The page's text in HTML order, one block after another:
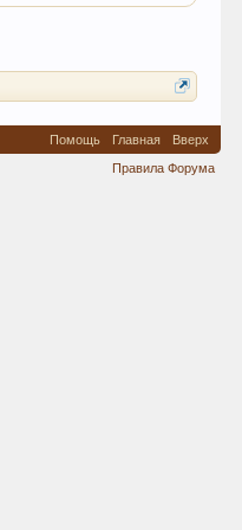
Помощь Главная
Вверх
Правила Форума